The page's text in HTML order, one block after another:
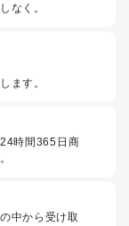
なく。
ます。
時間365日商
中から受け取